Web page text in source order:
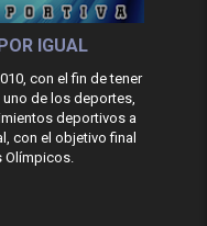
IGUAL
con el fin de tener
de los deportes,
deportivos a
con el objetivo final